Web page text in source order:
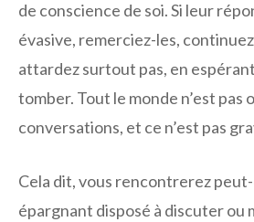
de conscience de soi. Si leur
évasive, remerciez-les,
attardez surtout pas, en
tomber. Tout le monde n’est pas
conversations, et ce n’est pas
Cela dit, vous rencontrerez
épargnant disposé à discuter ou